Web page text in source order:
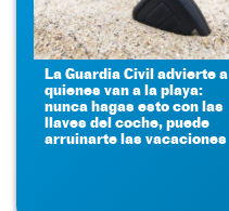
La Guardia Civil advierte a
quienes van a la playa:
nunca hagas esto con las
llaves del coche, puede
arruinarte las vacaciones